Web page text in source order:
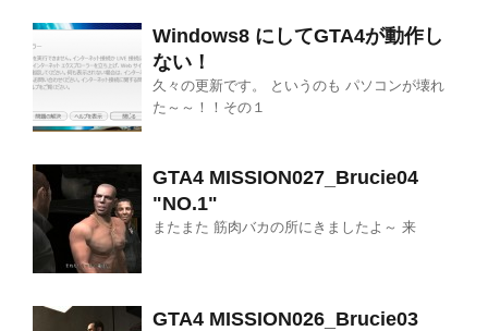
Windows8 にしてGTA4が動作し
ない！
久々の更新です。 というのも パソコンが壊れ
た～～！！その１
GTA4 MISSION027_Brucie04
"NO.1"
またまた 筋肉バカの所にきましたよ～ 来
GTA4 MISSION026_Brucie03